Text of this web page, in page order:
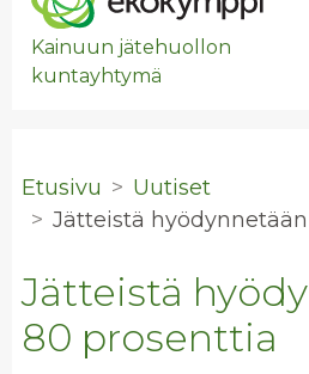
Kainuun jätehuollon
kuntayhtymä
Etusivu
Uutiset
Jät­teis­tä
Jätteistä
80 prosenttia